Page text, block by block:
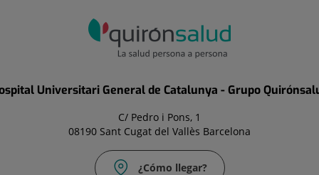
Universitari General de Catalunya - Grupo
C/ Pedro i Pons, 1
08190 Sant Cugat del Vallès Barcelona
¿Cómo llegar?